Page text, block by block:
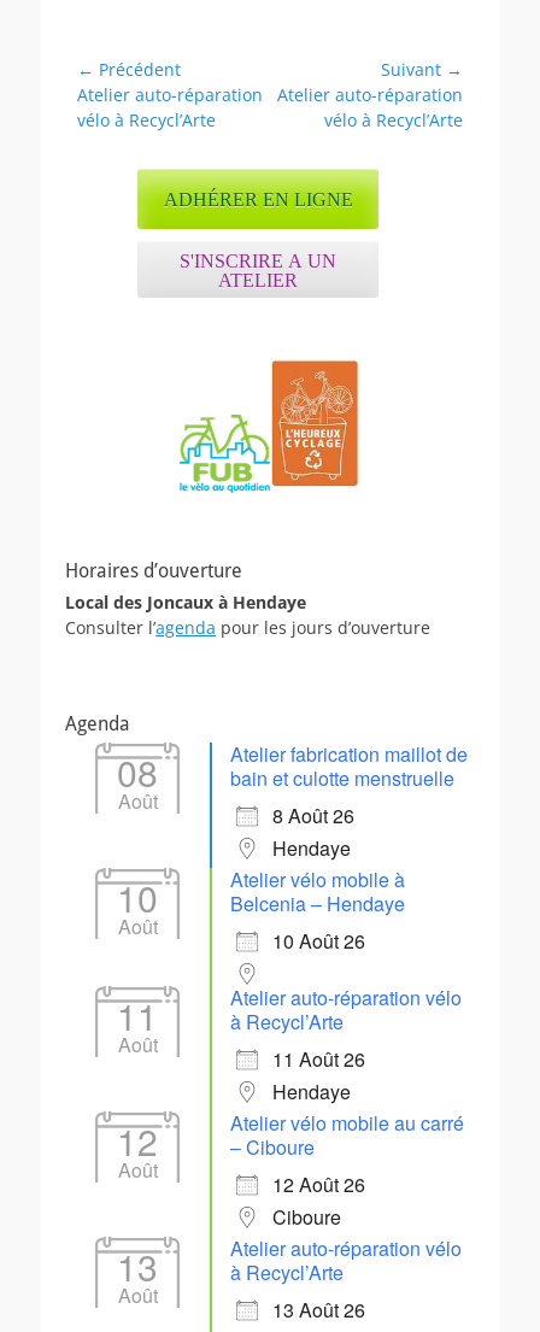
Navigation
de
l’article
← Précédent
Article
précédent :
Atelier auto-réparation
vélo à Recycl’Arte
Suivant →
Article
suivant :
Atelier auto-réparation
vélo à Recycl’Arte
ADHÉRER EN LIGNE
S'INSCRIRE A UN
ATELIER
Horaires d’ouverture
Local des Joncaux à Hendaye
Consulter l’agenda pour les jours d’ouverture
Agenda
08
Août
Atelier fabrication maillot de
bain et culotte menstruelle
8 Août 26
Hendaye
10
Août
Atelier vélo mobile à
Belcenia – Hendaye
10 Août 26
11
Août
Atelier auto-réparation vélo
à Recycl’Arte
11 Août 26
Hendaye
12
Août
Atelier vélo mobile au carré
– Ciboure
12 Août 26
Ciboure
13
Août
Atelier auto-réparation vélo
à Recycl’Arte
13 Août 26